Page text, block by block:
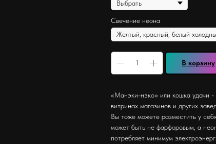
Свечение неона
В корзину
«Манэки-нэко» или кошка удачи -
витринах магазинов и других
Вы тоже можете разместить у
может быть не фарфоровым, а
потребляет минимум